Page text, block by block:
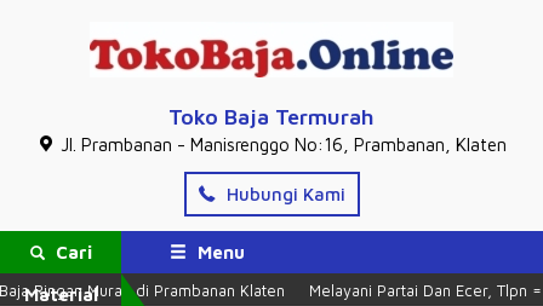
Toko Baja Termurah
Jl. Prambanan - Manisrenggo No:16, Prambanan, Klaten
Hubungi Kami
Cari
Material
Menu
Murah di Prambanan Klaten Melayani Partai Dan Ecer, Tlpn =